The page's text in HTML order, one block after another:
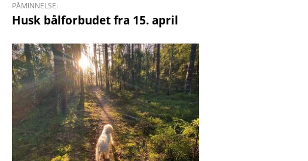
PÅMINNELSE:
Husk bålforbudet fra 15. april